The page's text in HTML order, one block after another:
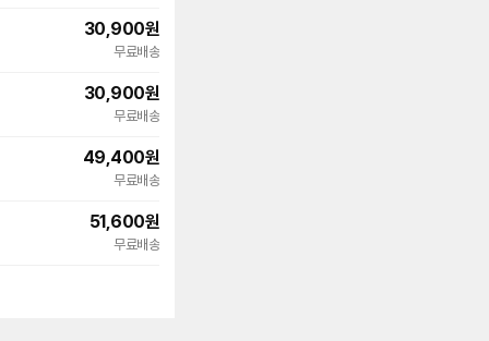
30,900원
무료배송
30,900원
무료배송
49,400원
무료배송
51,600원
무료배송